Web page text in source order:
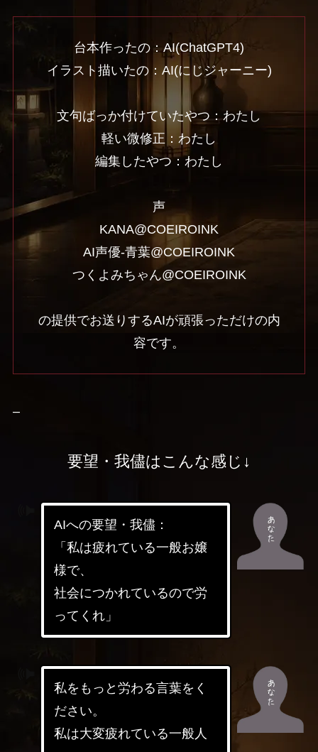
台本作ったの：AI(ChatGPT4)
イラスト描いたの：AI(にじジャーニー)
文句ばっか付けていたやつ：わたし
軽い微修正：わたし
編集したやつ：わたし
声
KANA@COEIROINK
AI声優-青葉@COEIROINK
つくよみちゃん@COEIROINK
の提供でお送りするAIが頑張っただけの内
容です。
–
要望・我儘はこんな感じ↓
AIへの要望・我儘：
「私は疲れている一般お嬢
様で、
社会につかれているので労
ってくれ」
私をもっと労わる言葉をく
ださい。
私は大変疲れている一般人